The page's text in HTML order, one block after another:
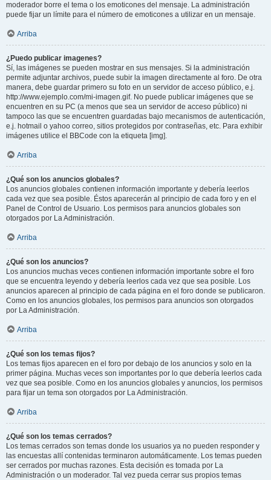
moderador borre el tema o los emoticones del mensaje. La administración
puede fijar un límite para el número de emoticones a utilizar en un mensaje.
Arriba
¿Puedo publicar imagenes?
Sí, las imágenes se pueden mostrar en sus mensajes. Si la administración
permite adjuntar archivos, puede subir la imagen directamente al foro. De otra
manera, debe guardar primero su foto en un servidor de acceso público, e.j.
http://www.ejemplo.com/mi-imagen.gif. No puede publicar imágenes que se
encuentren en su PC (a menos que sea un servidor de acceso público) ni
tampoco las que se encuentren guardadas bajo mecanismos de autenticación,
e.j. hotmail o yahoo correo, sitios protegidos por contraseñas, etc. Para exhibir
imágenes utilice el BBCode con la etiqueta [img].
Arriba
¿Qué son los anuncios globales?
Los anuncios globales contienen información importante y debería leerlos
cada vez que sea posible. Éstos aparecerán al principio de cada foro y en el
Panel de Control de Usuario. Los permisos para anuncios globales son
otorgados por La Administración.
Arriba
¿Qué son los anuncios?
Los anuncios muchas veces contienen información importante sobre el foro
que se encuentra leyendo y debería leerlos cada vez que sea posible. Los
anuncios aparecen al principio de cada página en el foro donde se publicaron.
Como en los anuncios globales, los permisos para anuncios son otorgados
por La Administración.
Arriba
¿Qué son los temas fijos?
Los temas fijos aparecen en el foro por debajo de los anuncios y solo en la
primer página. Muchas veces son importantes por lo que debería leerlos cada
vez que sea posible. Como en los anuncios globales y anuncios, los permisos
para fijar un tema son otorgados por La Administración.
Arriba
¿Qué son los temas cerrados?
Los temas cerrados son temas donde los usuarios ya no pueden responder y
las encuestas allí contenidas terminaron automáticamente. Los temas pueden
ser cerrados por muchas razones. Esta decisión es tomada por La
Administración o un moderador. Tal vez pueda cerrar sus propios temas